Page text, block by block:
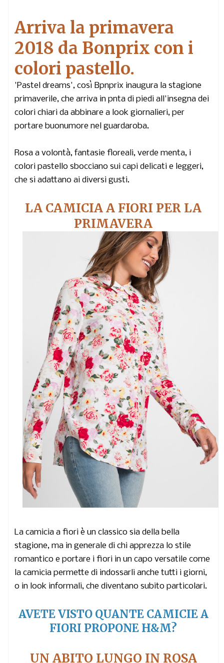
Arriva la primavera
2018 da Bonprix con i
colori pastello.
'Pastel dreams', così Bpnprix inaugura la stagione
primaverile, che arriva in pnta di piedi all'insegna dei
colori chiari da abbinare a look giornalieri, per
portare buonumore nel guardaroba.
Rosa a volontà, fantasie floreali, verde menta, i
colori pastello sbocciano sui capi delicati e leggeri,
che si adattano ai diversi gusti.
LA CAMICIA A FIORI PER LA
PRIMAVERA
La camicia a fiori è un classico sia della bella
stagione, ma in generale di chi apprezza lo stile
romantico e portare i fiori in un capo versatile come
la camicia permette di indossarli anche tutti i giorni,
o in look informali, che diventano subito particolari.
AVETE VISTO QUANTE CAMICIE A
FIORI PROPONE H&M?
UN ABITO LUNGO IN ROSA